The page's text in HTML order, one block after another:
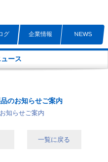
グ 企業情報 NEWS
ース
のお知らせご案内
知らせご案内
一覧に戻る